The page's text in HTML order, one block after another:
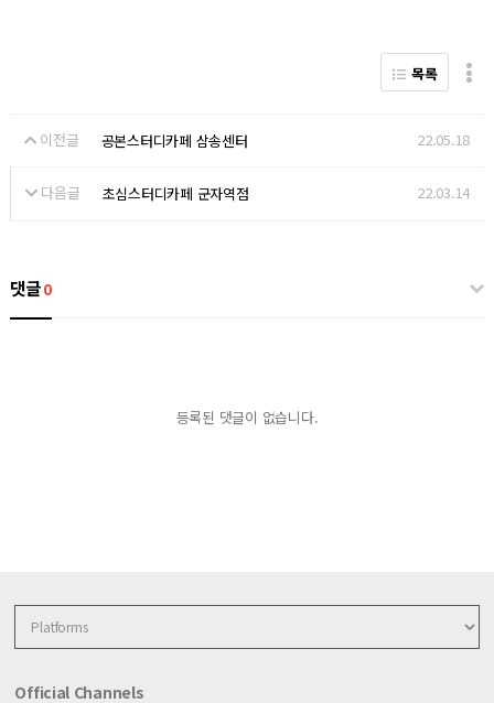
목록
이전글 공본스터디카페 삼송센터 22.05.18
다음글 초심스터디카페 군자역점 22.03.14
댓글0
등록된 댓글이 없습니다.
Official Channels